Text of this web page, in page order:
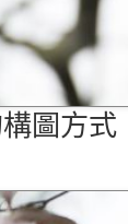
圖方